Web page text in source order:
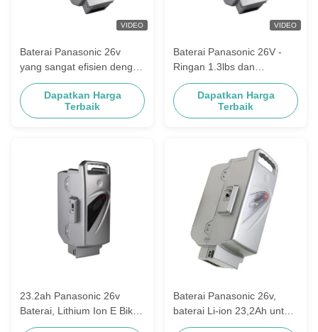
VIDEO
Baterai Panasonic 26v
yang sangat efisien dengan
sirkuit perlindungan
Dapatkan Harga
Terbaik
VIDEO
Baterai Panasonic 26V -
Ringan 1.3lbs dan
Dilengkapi dengan
Perlindungan Sirkuit
Singkat
Dapatkan Harga
Terbaik
23.2ah Panasonic 26v
Baterai, Lithium Ion E Bike
Baterai Penggantian 7S8P
Baterai Panasonic 26v,
baterai Li-ion 23,2Ah untuk
sepeda listrik